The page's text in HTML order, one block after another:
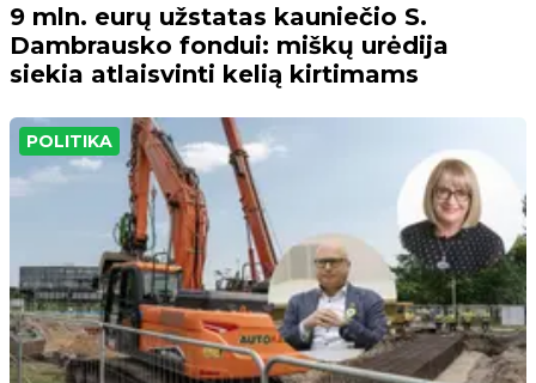
9 mln. eurų užstatas kauniečio S.
Dambrausko fondui: miškų urėdija
siekia atlaisvinti kelią kirtimams
POLITIKA